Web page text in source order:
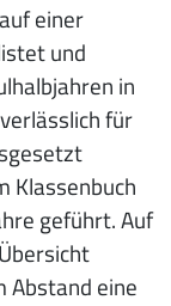
einer
und
in
für
Klassenbuch
geführt. Auf
Abstand eine